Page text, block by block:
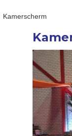
Kamerscherm